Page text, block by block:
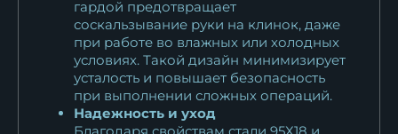
гардой предотвращает
соскальзывание руки на клинок, даже
при работе во влажных или холодных
условиях. Такой дизайн минимизирует
усталость и повышает безопасность
при выполнении сложных операций.
Надежность и уход